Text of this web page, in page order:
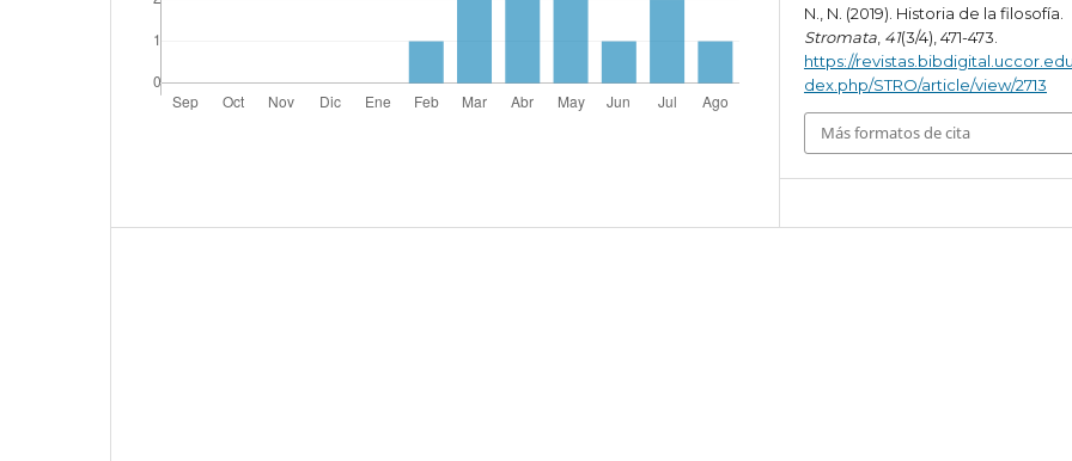
N., N. (2019). Historia de la filosofía.
Stromata 41(3/4), 471-473.
https://
dex.php/STRO/article/view/2713
Más formatos de cita